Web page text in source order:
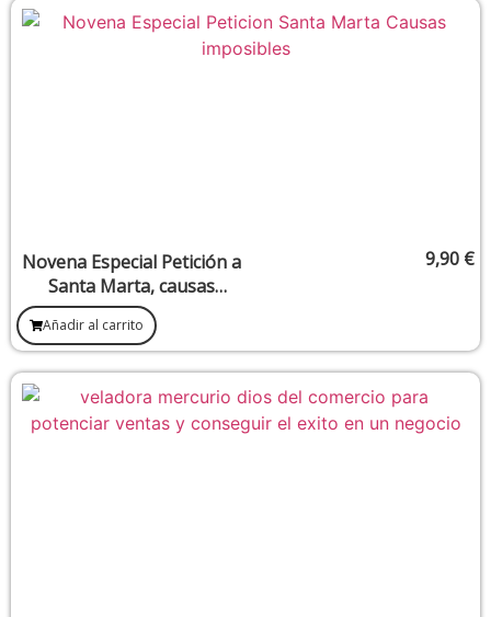
Novena Especial Petición a
Santa Marta, causas
imposibles
9,90 €
Añadir al carrito